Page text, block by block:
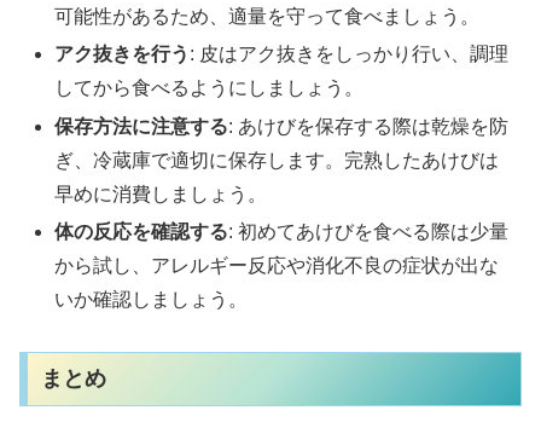
可能性があるため、適量を守って食べましょう。
アク抜きを行う : 皮はアク抜きをしっかり行い、調理
してから食べるようにしましょう。
保存方法に注意する: あけびを保存する際は乾燥を防
ぎ、冷蔵庫で適切に保存します。完熟したあけびは
早めに消費しましょう。
体の反応を確認する: 初めてあけびを食べる際は少量
から試し、アレルギー反応や消化不良の症状が出な
いか確認しましょう。
まとめ